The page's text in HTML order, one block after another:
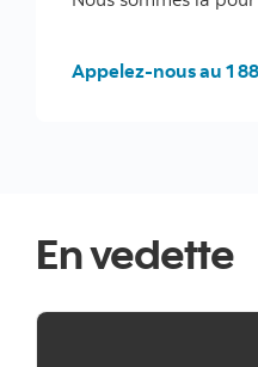
Appelez-nous au 1
En vedette